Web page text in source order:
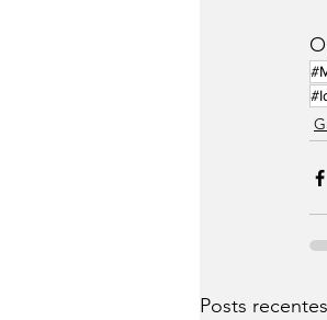
Posts recentes